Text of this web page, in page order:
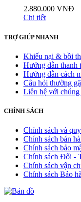
2.880.000 VNĐ
Chi tiết
TRỢ GIÚP NHANH
Khiếu nại & bồi
Hướng dẫn thanh
Hướng dẫn cách
Câu hỏi thường
Liên hệ với chúng
CHÍNH SÁCH
Chính sách và
Chính sách bán
Chính sách bảo
Chính sách Đổi -
Chính sách vận
Chính sách Bảo